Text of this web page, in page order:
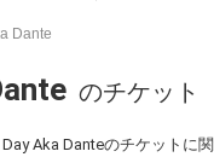
Dante
のチケット
Aka Danteのチケットに